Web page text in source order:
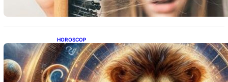
HOROSCOP
Portalul Leului 8/8: Oportunități de
Abundență pentru Cinci Zodii în 2026